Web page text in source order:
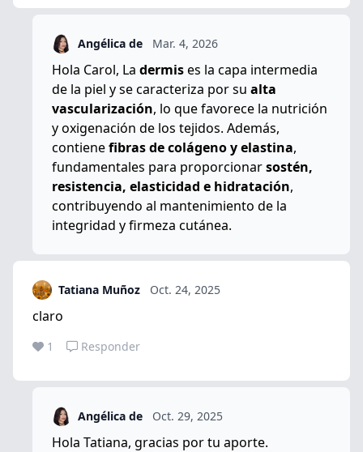
Angélica de Mar. 4, 2026
Hola Carol, La dermises la capa intermedia
de la piel y se caracteriza por su alta
vascularización, lo que favorece la nutrición
y oxigenación de los tejidos. Además,
contienefibras de colágeno y elastina,
fundamentales para proporcionarsostén,
resistencia, elasticidad e hidratación,
contribuyendo al mantenimiento de la
integridad y firmeza cutánea.
Tatiana Muñoz Oct. 24, 2025
claro
1 Responder
Angélica de Oct. 29, 2025
Hola Tatiana, gracias por tu aporte.